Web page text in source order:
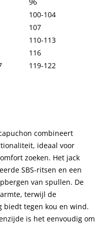
100-104
107
110-113
116
119-122
combineert
ideaal voor
zoeken. Het jack
SBS-ritsen en een
van spullen. De
terwijl de
tegen kou en wind.
is het eenvoudig om